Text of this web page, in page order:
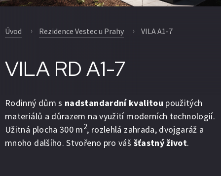
Úvod Rezidence Vestec u Prahy VILA A1-7
VILA RD A1-7
Rodinný dům s nadstandardní kvalitou použitých
materiálů a důrazem na využití moderních technologií.
Užitná plocha 300 m2, rozlehlá zahrada, dvojgaráž a
mnoho dalšího. Stvořeno pro váš šťastný život.